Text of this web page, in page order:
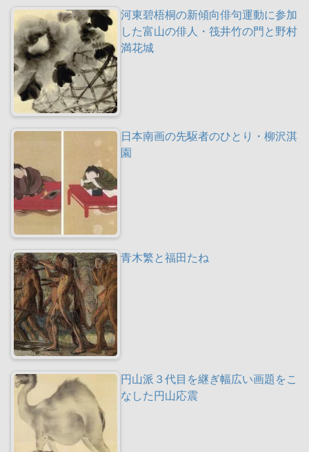
河東碧梧桐の新傾向俳句運動に参加
した富山の俳人・筏井竹の門と野村
満花城
日本南画の先駆者のひとり・柳沢淇
園
青木繁と福田たね
円山派３代目を継ぎ幅広い画題をこ
なした円山応震